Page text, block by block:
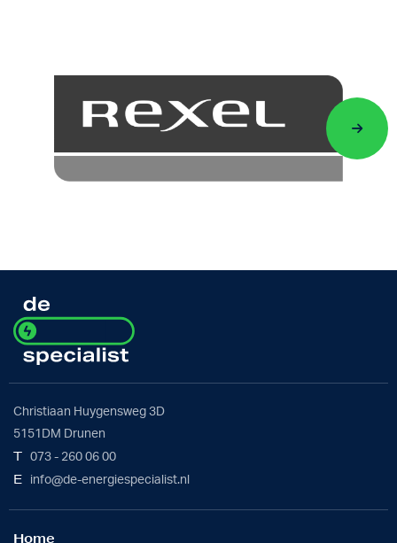
Christiaan Huygensweg 3D
5151DM Drunen
T 073 - 260 06 00
E info@de-energiespecialist.nl
Home